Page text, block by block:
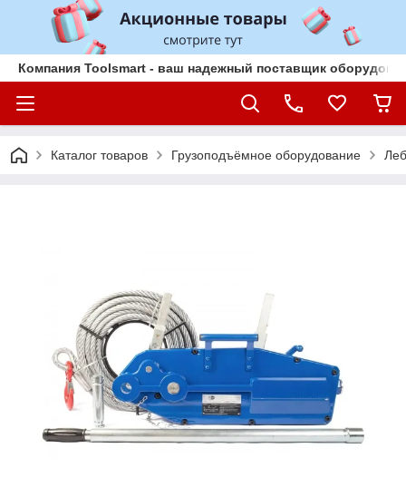
Компания Toolsmart - ваш надежный поставщик
Каталог товаров Грузоподъёмное оборудование